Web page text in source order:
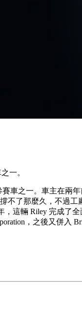
一。
車之一。車主在
不了那麼久，不過
這輛 Riley 完成
，之後又併入